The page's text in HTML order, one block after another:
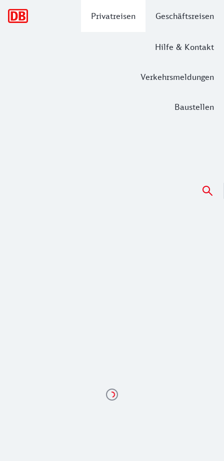
Privatreisen Geschäftsreisen
Hilfe & Kontakt
Verkehrsmeldungen
Baustellen